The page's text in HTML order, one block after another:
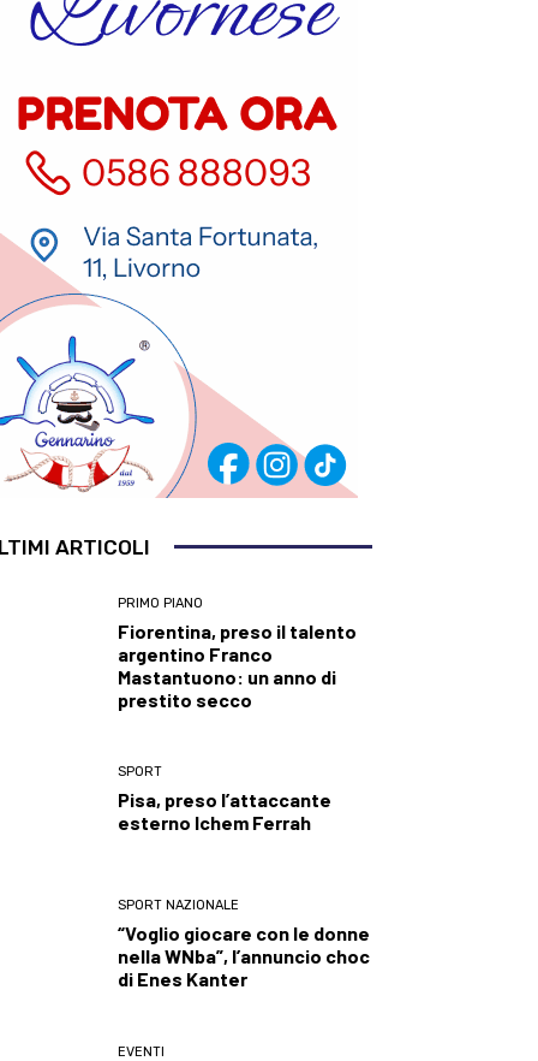
ARTICOLI
PRIMO PIANO
Fiorentina, preso il talento
argentino Franco
Mastantuono: un anno di
prestito secco
SPORT
Pisa, preso l’attaccante
esterno Ichem Ferrah
SPORT NAZIONALE
“Voglio giocare con le donne
nella WNba”, l’annuncio choc
di Enes Kanter
EVENTI